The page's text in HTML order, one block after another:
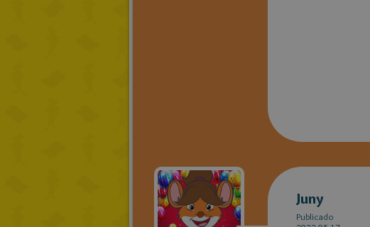
Juny
Publicado